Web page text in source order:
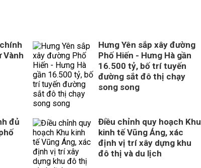
Vành
Hưng Yên sắp xây đường
Phố Hiến - Hưng Hà gần
16.500 tỷ, bố trí tuyến
đường sắt đô thị chạy
song song
đủ
Điều chỉnh quy hoạch Khu
kinh tế Vũng Áng, xác
định vị trí xây dựng khu
đô thị và du lịch